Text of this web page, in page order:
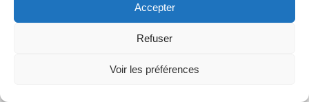
Accepter
Refuser
Voir les préférences